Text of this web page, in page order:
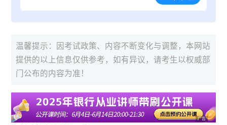
温馨提示：因考试政策、内容不断变化与调整，本网站
提供的以上信息仅供参考，如有异议，请考生以权威部
门公布的内容为准！
广告